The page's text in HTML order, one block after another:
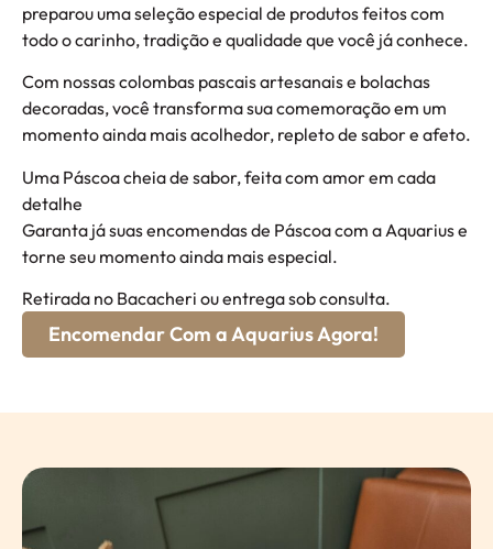
preparou uma seleção especial de produtos feitos com
todo o carinho, tradição e qualidade que você já conhece.
Com nossas colombas pascais artesanais e bolachas
decoradas, você transforma sua comemoração em um
momento ainda mais acolhedor, repleto de sabor e afeto.
Uma Páscoa cheia de sabor, feita com amor em cada
detalhe
Garanta já suas encomendas de Páscoa com a Aquarius e
torne seu momento ainda mais especial.
Retirada no Bacacheri ou entrega sob consulta.
Encomendar Com a Aquarius Agora!